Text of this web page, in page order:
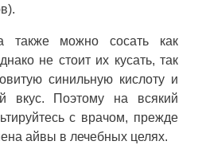
также можно сосать как
не стоит их кусать, так
синильную кислоту и
вкус. Поэтому на всякий
с врачом, прежде
айвы в лечебных целях.